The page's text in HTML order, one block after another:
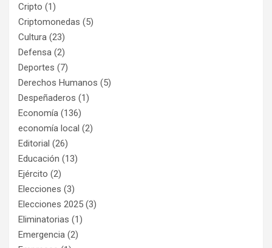
Cripto (1)
Criptomonedas (5)
Cultura (23)
Defensa (2)
Deportes (7)
Derechos Humanos (5)
Despeñaderos (1)
Economía (136)
economía local (2)
Editorial (26)
Educación (13)
Ejército (2)
Elecciones (3)
Elecciones 2025 (3)
Eliminatorias (1)
Emergencia (2)